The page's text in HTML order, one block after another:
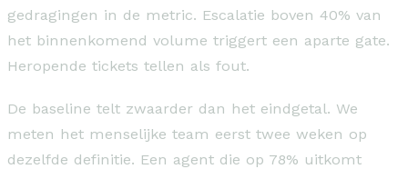
gedragingen in de metric. Escalatie boven 40% van
het binnenkomend volume triggert een aparte gate.
Heropende tickets tellen als fout.
De baseline telt zwaarder dan het eindgetal. We
meten het menselijke team eerst twee weken op
dezelfde definitie. Een agent die op 78% uitkomt